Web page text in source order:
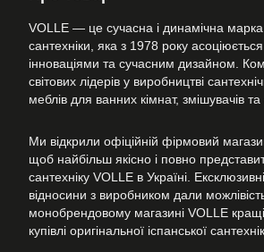
VOLLE — це сучасна і динамічна марка
сантехніки, яка з 1978 року
інноваціями та сучасним дизайном.
світових лідерів у виробництві
меблів для ванних кімнат, змішувачів та
Ми відкрили офіційній фірмовий
щоб найбільш якісно і повно
сантехніку VOLLE в Україні.
відносини з виробником дали
монобрендовому магазині VOLLE
купівлі оригінальної іспанської